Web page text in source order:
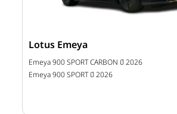
Lotus Emeya
Emeya 900 SPORT CARBON ปี 2026
Emeya 900 SPORT ปี 2026